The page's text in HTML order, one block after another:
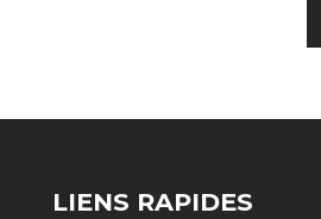
LIENS RAPIDES